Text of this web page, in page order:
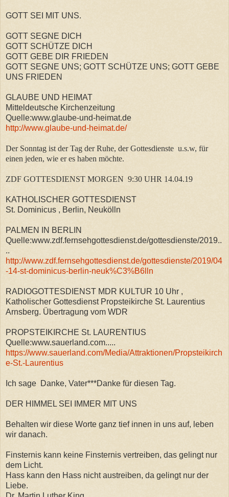
GOTT SEI MIT UNS.
GOTT SEGNE DICH
GOTT SCHÜTZE DICH
GOTT GEBE DIR FRIEDEN
GOTT SEGNE UNS; GOTT SCHÜTZE UNS; GOTT GEBE
UNS FRIEDEN
GLAUBE UND HEIMAT
Mitteldeutsche Kirchenzeitung
Quelle:www.glaube-und-heimat.de
http://www.glaube-und-heimat.de/
Der Sonntag ist der Tag der Ruhe, der Gottesdienste u.s.w, für
einen jeden, wie er es haben möchte.
ZDF GOTTESDIENST MORGEN 9:30 UHR 14.04.19
KATHOLISCHER GOTTESDIENST
St. Dominicus , Berlin, Neukölln
PALMEN IN BERLIN
Quelle:www.zdf.fernsehgottesdienst.de/gottesdienste/2019..
..
http://www.zdf.fernsehgottesdienst.de/gottesdienste/2019/04
-14-st-dominicus-berlin-neuk%C3%B6lln
RADIOGOTTESDIENST MDR KULTUR 10 Uhr ,
Katholischer Gottesdienst Propsteikirche St. Laurentius
Arnsberg. Übertragung vom WDR
PROPSTEIKIRCHE St. LAURENTIUS
Quelle:www.sauerland.com.....
https://www.sauerland.com/Media/Attraktionen/Propsteikirch
e-St.-Laurentius
Ich sage Danke, Vater***Danke für diesen Tag.
DER HIMMEL SEI IMMER MIT UNS
Behalten wir diese Worte ganz tief innen in uns auf, leben
wir danach.
Finsternis kann keine Finsternis vertreiben, das gelingt nur
dem Licht.
Hass kann den Hass nicht austreiben, da gelingt nur der
Liebe.